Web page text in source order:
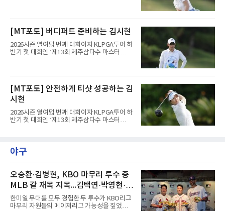
트(파72/6,767야드)에서 열리고 있다.7일 현재
2라운드 경기가 펼쳐지고 있다.김시현(NH투자
증권)이 11번 홀에서 경기하고 있다.
[MT포토] 버디퍼트 준비하는 김시현
2026시즌 열여덟 번째 대회이자 KLPGA투어 하
반기 첫 대회인 ‘제13회 제주삼다수 마스터
트(파72/6,767야드)에서 열리고 있다.7일 현재
2라운드 경기가 펼쳐지고 있다.김시현(NH투자
증권)이 11번 홀에서 경기하고 있다.
[MT포토] 안전하게 티샷 성공하는 김
시현
2026시즌 열여덟 번째 대회이자 KLPGA투어 하
반기 첫 대회인 ‘제13회 제주삼다수 마스터
2라운드 경기가 펼쳐지고 있다.김시현(NH투자
증권)이 10번 홀에서 경기하고 있다.
야구
오승환·김병현, KBO 마무리 투수 중
MLB 갈 재목 지목...김택연·박영현·조
병현
한미일 무대를 모두 경험한 두 투수가 KBO리그
마무리 자원들의 메이저리그 가능성을 짚었다.